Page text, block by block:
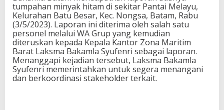
tumpahan minyak hitam di sekitar Pantai Melayu,
Kelurahan Batu Besar, Kec. Nongsa, Batam, Rabu
(3/5/2023). Laporan ini diterima oleh salah satu
personel melalui WA Grup yang kemudian
diteruskan kepada Kepala Kantor Zona Maritim
Barat Laksma Bakamla Syufenri sebagai laporan.
Menanggapi kejadian tersebut, Laksma Bakamla
Syufenri memerintahkan untuk segera menangani
dan berkoordinasi stakeholder terkait.